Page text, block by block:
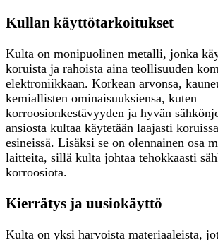
Kullan käyttötarkoitukset
Kulta on monipuolinen metalli, jonka
koruista ja rahoista aina teollisuuden
elektroniikkaan. Korkean arvonsa,
kemiallisten ominaisuuksiensa, kuten
korroosionkestävyyden ja hyvän
ansiosta kultaa käytetään laajasti
esineissä. Lisäksi se on olennainen osa
laitteita, sillä kulta johtaa tehokkaasti
korroosiota.
Kierrätys ja uusiokäyttö
Kulta on yksi harvoista materiaaleista,